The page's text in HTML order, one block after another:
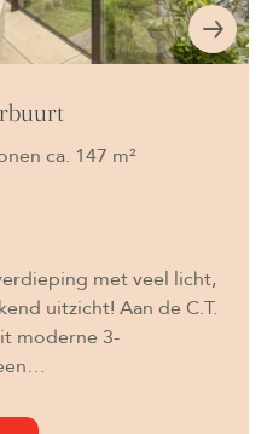
ca. 147 m²
met veel licht,
uitzicht! Aan de C.T.
moderne 3-